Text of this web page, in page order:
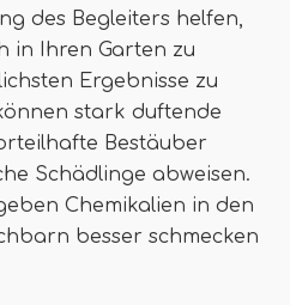
des Begleiters helfen,
in Ihren Garten zu
Ergebnisse zu
stark duftende
Bestäuber
Schädlinge abweisen.
Chemikalien in den
besser schmecken